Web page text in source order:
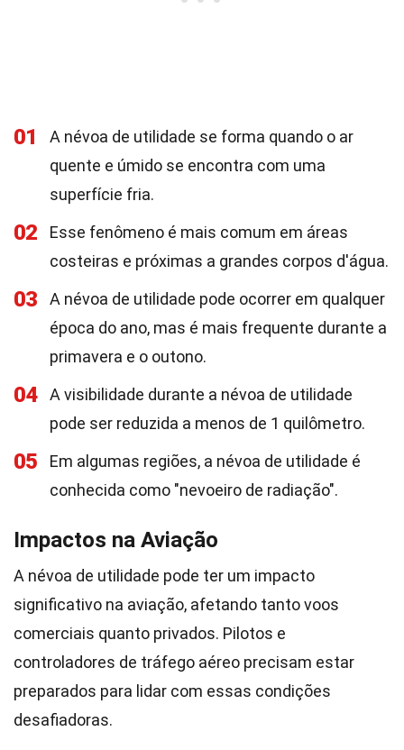
01
A névoa de utilidade se forma quando o ar
quente e úmido se encontra com uma
superfície fria.
02
Esse fenômeno é mais comum em áreas
costeiras e próximas a grandes corpos d'água.
03
A névoa de utilidade pode ocorrer em qualquer
época do ano, mas é mais frequente durante a
primavera e o outono.
04
A visibilidade durante a névoa de utilidade
pode ser reduzida a menos de 1 quilômetro.
05
Em algumas regiões, a névoa de utilidade é
conhecida como "nevoeiro de radiação".
Impactos na Aviação
A névoa de utilidade pode ter um impacto
significativo na aviação, afetando tanto voos
comerciais quanto privados. Pilotos e
controladores de tráfego aéreo precisam estar
preparados para lidar com essas condições
desafiadoras.